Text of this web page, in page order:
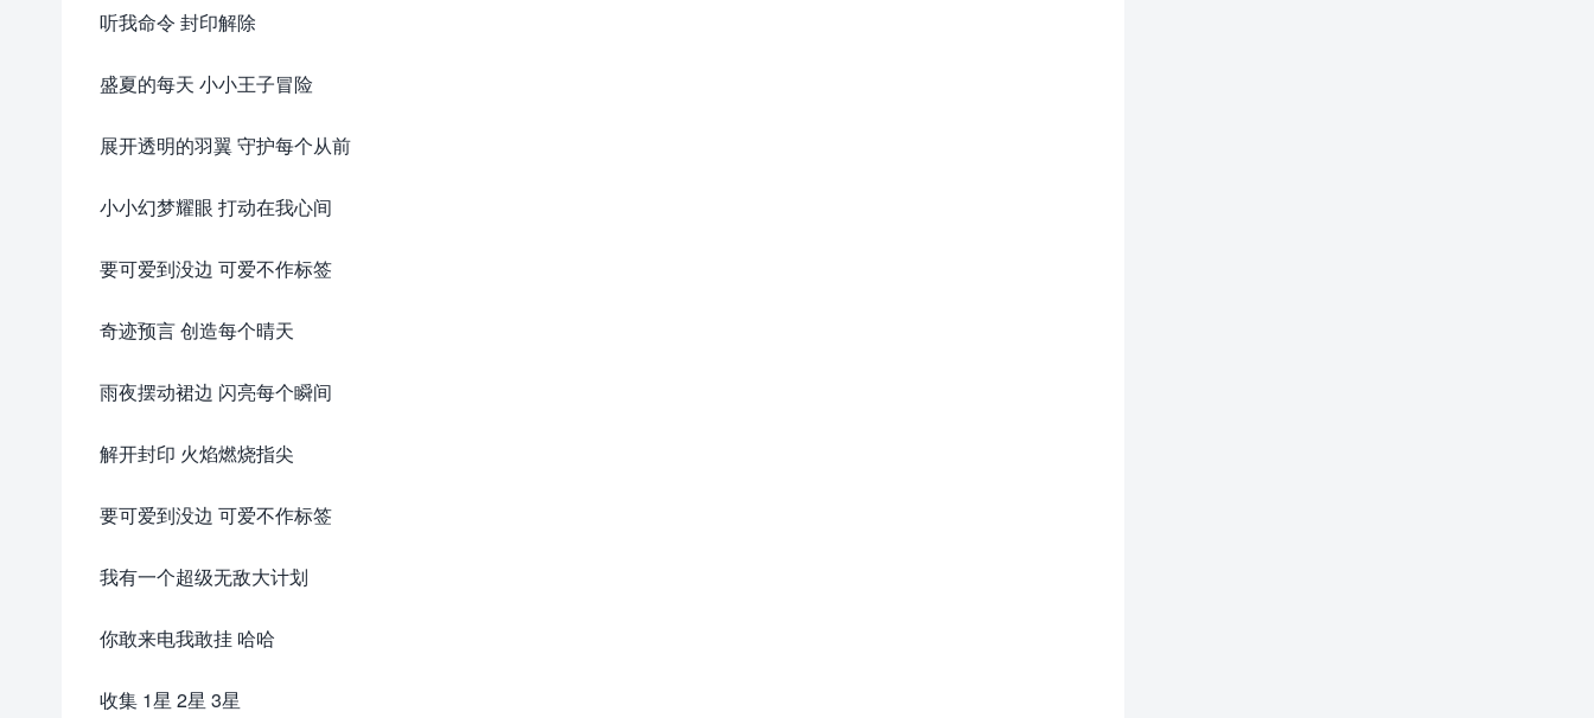
听我命令 封印解除
盛夏的每天 小小王子冒险
展开透明的羽翼 守护每个从前
小小幻梦耀眼 打动在我心间
要可爱到没边 可爱不作标签
奇迹预言 创造每个晴天
雨夜摆动裙边 闪亮每个瞬间
解开封印 火焰燃烧指尖
要可爱到没边 可爱不作标签
我有一个超级无敌大计划
你敢来电我敢挂 哈哈
收集 1星 2星 3星